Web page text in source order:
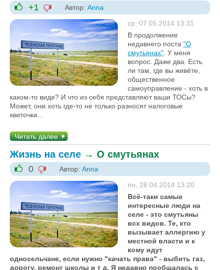
+1
+1
-1
Автор: Anna
ср, 07.05.2014 13:31
В продолжение
недавнего поста "О
смутьянах" . У меня
вопрос. Даже два. Есть
ли там, где вы живёте,
общественное
самоуправление - хоть в
каком-то виде? И что из себя представляют ваши ТОСы?
Может, они хоть где-то не только разносят налоговые
квиточки...
Читать далее
Жизнь на селе → О смутьянах
+1
0
-1
Автор: Anna
пн, 28.04.2014 13:20
Всё-таки самые
интересные люди на
селе - это смутьяны
всх видов. Те, кто
вызывает аллергию у
местной власти и к
кому идут
односельчане, если нужно "качать права" - выбить газ,
дорогу, ремонт школы и т д. Я недавно пообщалась с